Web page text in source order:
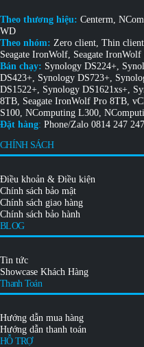
Theo thương hiệu: Centerm
WD
Theo nhóm: Zero client Thin client
Seagate IronWolf Seagate IronWolf
Bán chạy: Synology DS224+
DS423+ Synology DS723+
DS1522+ Synology DS1621xs+
8TB Seagate IronWolf Pro 8TB
S100 NComputing L300
Đặt hàng: Phone/Zalo 0814 247 247
CHÍNH SÁCH
Điều khoản & Điều kiện
Chính sách bảo mật
Chính sách giao hàng
Chính sách bảo hành
BLOG
Tin tức
Showcase Khách Hàng
Thanh Toán
Hướng dẫn mua hàng
Hướng dẫn thanh toán
HỖ TRỢ